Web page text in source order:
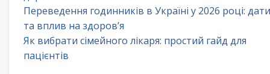
Переведення годинників в Україні у 2026 році: дати
та вплив на здоров’я
Як вибрати сімейного лікаря: простий гайд для
пацієнтів